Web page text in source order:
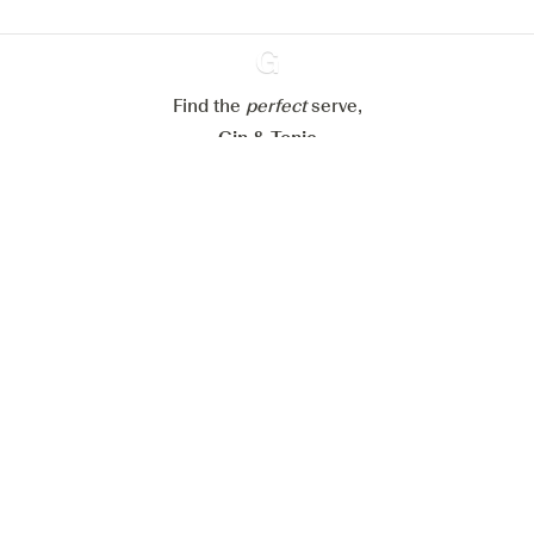
Ginventory
Find the perfectserve,
Gin & Tonic
Alle Cookies akzeptieren